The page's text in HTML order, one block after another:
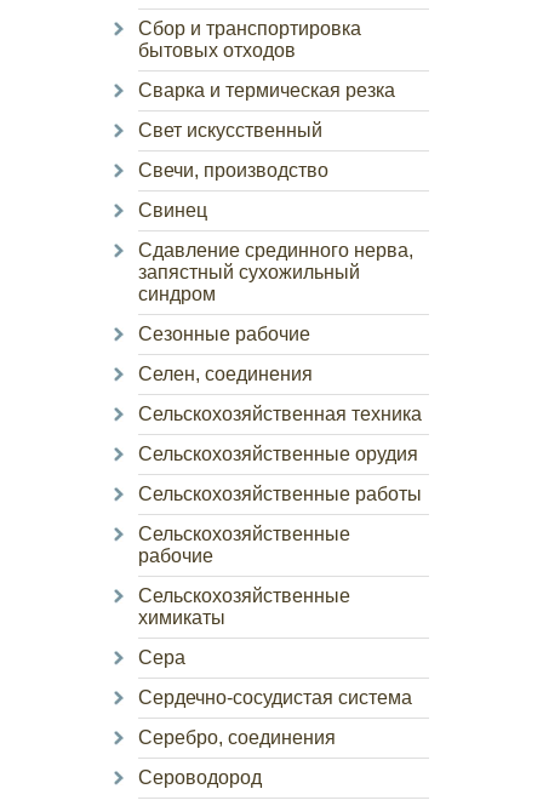
Сбор и транспортировка
бытовых отходов
Сварка и термическая резка
Свет искусственный
Свечи, производство
Свинец
Сдавление срединного нерва,
запястный сухожильный
синдром
Сезонные рабочие
Селен, соединения
Сельскохозяйственная техника
Сельскохозяйственные орудия
Сельскохозяйственные работы
Сельскохозяйственные
рабочие
Сельскохозяйственные
химикаты
Сера
Сердечно-сосудистая система
Серебро, соединения
Сероводород